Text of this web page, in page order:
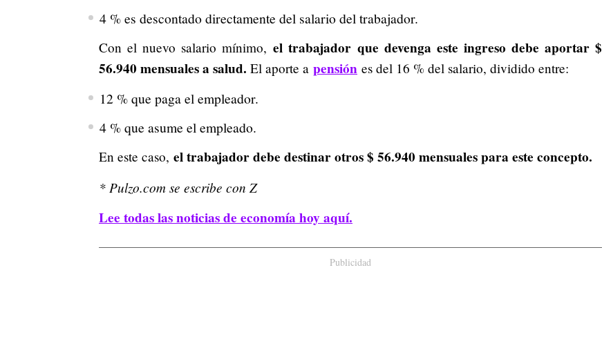
4 % es descontado directamente del salario del trabajador.
Con el nuevo salario mínimo, el trabajador que devenga este ingreso debe aportar $
56.940 mensuales a salud. El aporte a pensión es del 16 % del salario, dividido entre:
12 % que paga el empleador.
4 % que asume el empleado.
En este caso, el trabajador debe destinar otros $ 56.940 mensuales para este concepto.
* Pulzo.com se escribe con Z
Lee todas las noticias de economía hoy aquí.
Publicidad